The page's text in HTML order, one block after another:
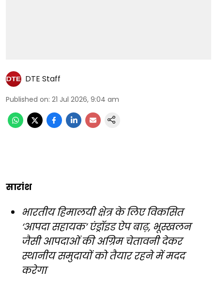
DTE Staff
Published on: 21 Jul 2026, 9:04 am
सारांश
भारतीय हिमालयी क्षेत्र के लिए विकसित
‘आपदा सहायक’ एंड्रॉइड ऐप बाढ़, भूस्खलन
जैसी आपदाओं की अग्रिम चेतावनी देकर
स्थानीय समुदायों को तैयार रहने में मदद
करेगा